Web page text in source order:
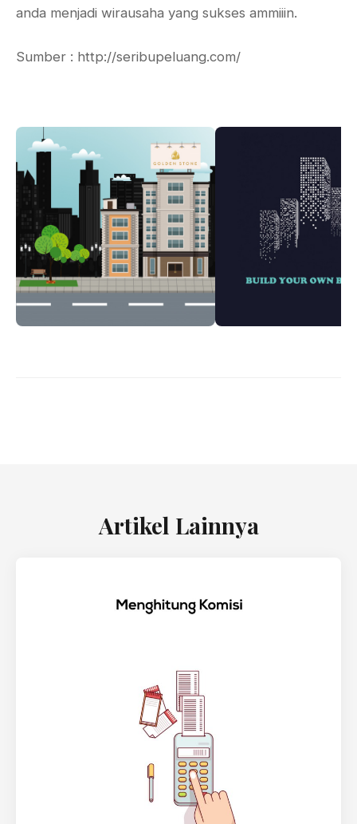
anda menjadi wirausaha yang sukses ammiiin.
Sumber : http://seribupeluang.com/
Artikel Lainnya